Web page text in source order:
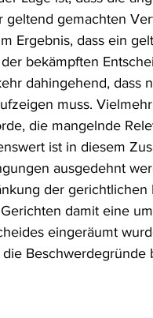
geltend gemachten
Ergebnis, dass ein
bekämpften
dahingehend,
muss.
die mangelnde
ist in diesem
ausgedehnt
der
damit eine
eingeräumt
Beschwerdegründe